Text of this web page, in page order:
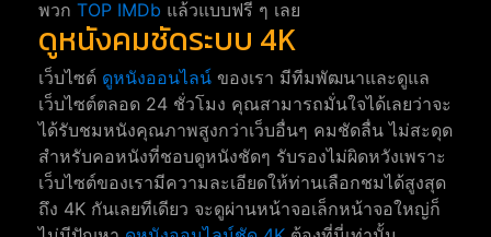
พวก TOP IMDb แล้วแบบฟรี ๆ เลย
ดูหนังคมชัดระบบ 4K
เว็บไซต์ ดูหนังออนไลน์ ของเรา มีทีมพัฒนาและดูแล
เว็บไซต์ตลอด 24 ชั่วโมง คุณสามารถมั่นใจได้เลยว่าจะ
ได้รับชมหนังคุณภาพสูงกว่าเว็บอื่นๆ คมชัดลื่น ไม่สะดุด
สำหรับคอหนังที่ชอบดูหนังชัดๆ รับรองไม่ผิดหวังเพราะ
เว็บไซต์ของเรามีความละเอียดให้ท่านเลือกชมได้สูงสุด
ถึง 4K กันเลยทีเดียว จะดูผ่านหน้าจอเล็กหน้าจอใหญ่ก็